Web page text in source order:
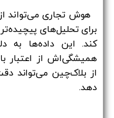
هوش تجاری می‌تواند
برای تحلیل‌های
کند. این داده‌ها به
همیشگی‌اش از اعتبار
دهد.